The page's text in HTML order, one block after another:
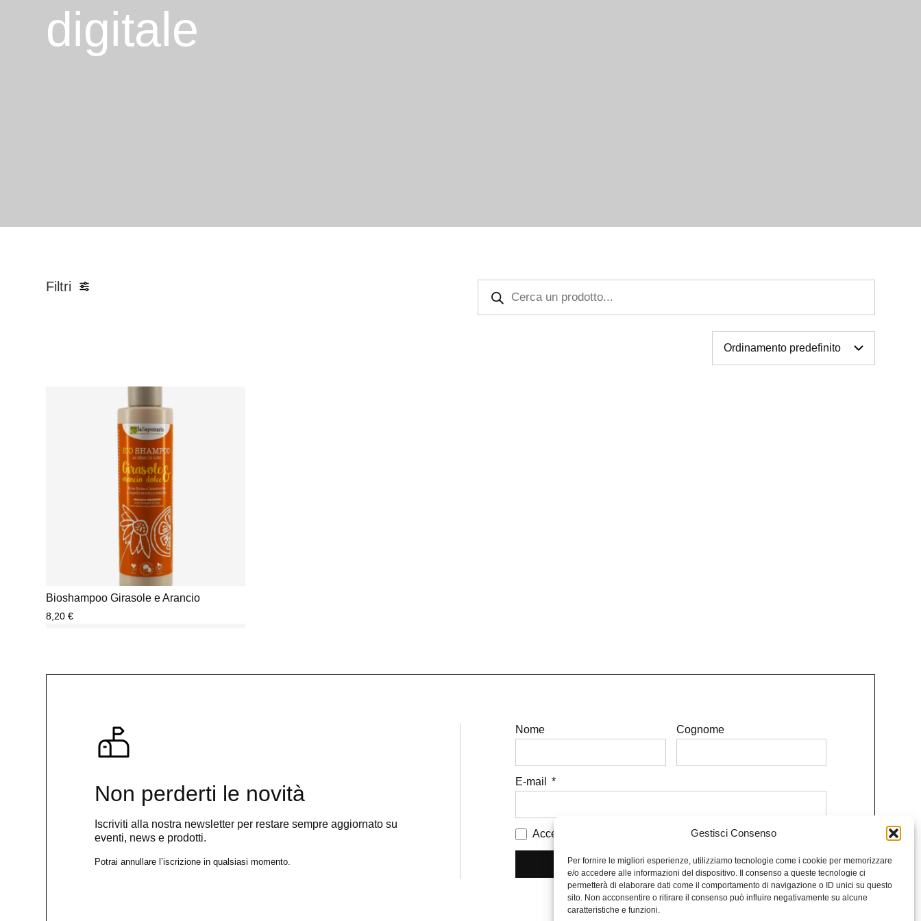
Gestisci Consenso
Per fornire le migliori esperienze, utilizziamo tecnologie come i cookie per memorizzare
e/o accedere alle informazioni del dispositivo. Il consenso a queste tecnologie ci
permetterà di elaborare dati come il comportamento di navigazione o ID unici su questo
sito. Non acconsentire o ritirare il consenso può influire negativamente su alcune
caratteristiche e funzioni.
digitale
Filtri
Bioshampoo Girasole e Arancio
8,20€
Non perderti le novità
Iscriviti alla nostra newsletter per restare sempre aggiornato su
eventi, news e prodotti.
Potrai annullare l’iscrizione in qualsiasi momento.
Nome Cognome
E-mail
Accetto i termini e le condizioni.
Iscriviti alla Newsletter